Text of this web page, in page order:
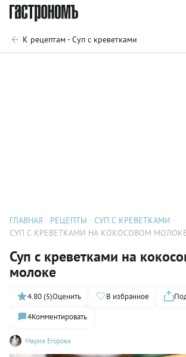
К рецептам - Суп с креветками
ГЛАВНАЯ РЕЦЕПТЫ
СУП С КРЕВЕТКАМИ
СУП С КРЕВЕТКАМИ НА КОКОСОВОМ
Суп с креветками на
молоке
Мария Егорова
4.80 (5)Оценить В избранное
4Комментировать